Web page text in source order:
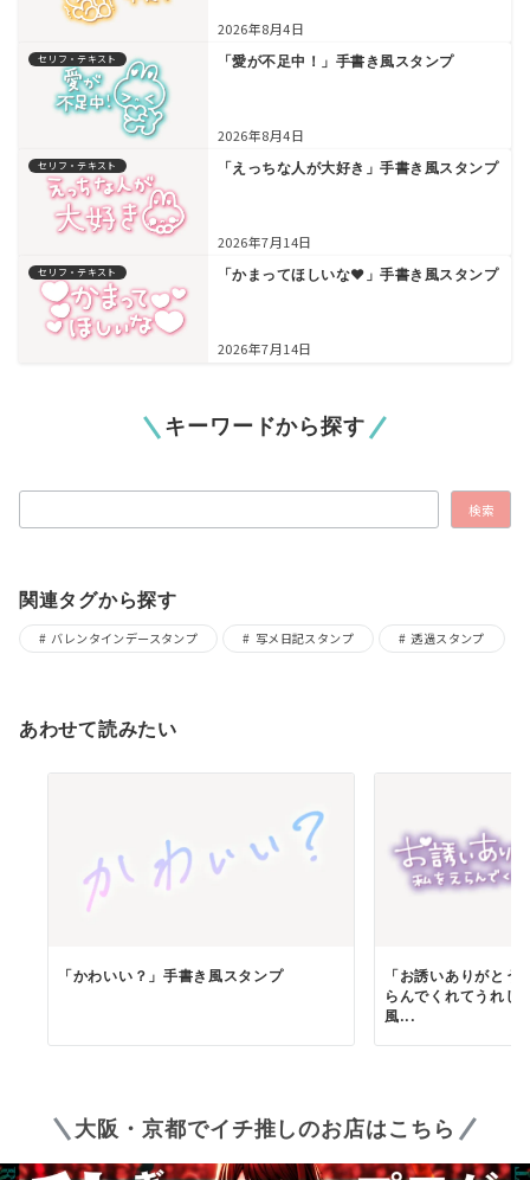
2026年8月4日
セリフ・テキスト 「愛が不足中！」手書き風スタンプ
2026年8月4日
セリフ・テキスト 「えっちな人が大好き」手書き風スタンプ
2026年7月14日
セリフ・テキスト 「かまってほしいな♥」手書き風スタンプ
2026年7月14日
キーワードから探す
検索
関連タグから探す
バレンタインデースタンプ 写メ日記スタンプ 透過スタンプ
あわせて読みたい
「かわいい？」手書き風スタンプ
「お誘いありがと
らんでくれてうれ
風...
大阪・京都でイチ推しのお店はこちら